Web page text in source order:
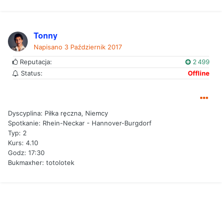
Tonny
Napisano 3 Październik 2017
Reputacja:
2 499
Status:
Offline
Dyscyplina: Piłka ręczna, Niemcy
Spotkanie: Rhein-Neckar - Hannover-Burgdorf
Typ: 2
Kurs: 4.10
Godz: 17:30
Bukmaxher: totolotek